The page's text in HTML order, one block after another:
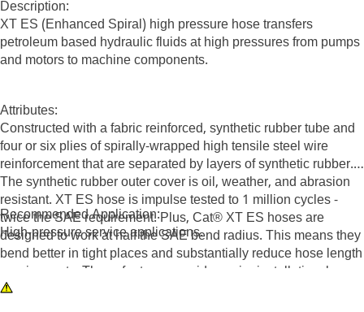
Description:
XT ES (Enhanced Spiral) high pressure hose transfers
petroleum based hydraulic fluids at high pressures from pumps
and motors to machine components.
Attributes:
Constructed with a fabric reinforced, synthetic rubber tube and
four or six plies of spirally-wrapped high tensile steel wire
reinforcement that are separated by layers of synthetic rubber.
The synthetic rubber outer cover is oil, weather, and abrasion
resistant. XT ES hose is impulse tested to 1 million cycles -
twice the SAE requirement. Plus, Cat® XT ES hoses are
designed to work at half the SAE bend radius. This means they
bend better in tight places and substantially reduce hose length
requirements. These features provide easier installation, long
life and excellent dependability.
Recommended Application:
High-pressure service applications.